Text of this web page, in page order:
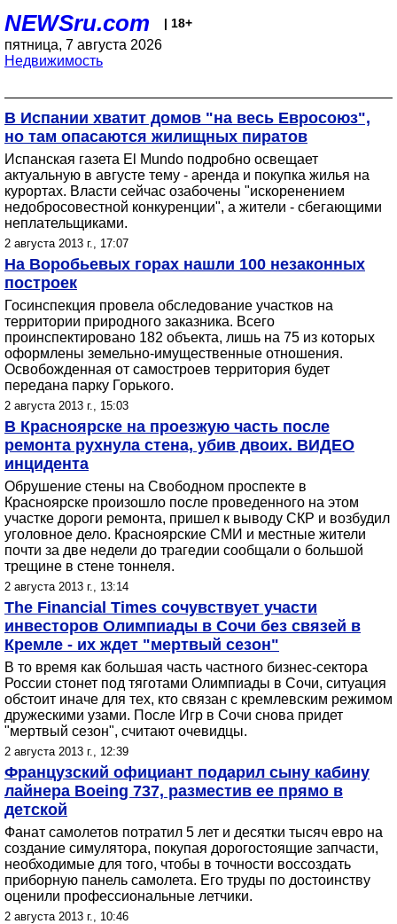
NEWSru.com | 18+
пятница, 7 августа 2026
Недвижимость
В Испании хватит домов "на весь Евросоюз",
но там опасаются жилищных пиратов
Испанская газета El Mundo подробно освещает
актуальную в августе тему - аренда и покупка жилья на
курортах. Власти сейчас озабочены "искоренением
недобросовестной конкуренции", а жители - сбегающими
неплательщиками.
2 августа 2013 г., 17:07
На Воробьевых горах нашли 100 незаконных
построек
Госинспекция провела обследование участков на
территории природного заказника. Всего
проинспектировано 182 объекта, лишь на 75 из которых
оформлены земельно-имущественные отношения.
Освобожденная от самостроев территория будет
передана парку Горького.
2 августа 2013 г., 15:03
В Красноярске на проезжую часть после
ремонта рухнула стена, убив двоих. ВИДЕО
инцидента
Обрушение стены на Свободном проспекте в
Красноярске произошло после проведенного на этом
участке дороги ремонта, пришел к выводу СКР и возбудил
уголовное дело. Красноярские СМИ и местные жители
почти за две недели до трагедии сообщали о большой
трещине в стене тоннеля.
2 августа 2013 г., 13:14
The Financial Times сочувствует участи
инвесторов Олимпиады в Сочи без связей в
Кремле - их ждет "мертвый сезон"
В то время как большая часть частного бизнес-сектора
России стонет под тяготами Олимпиады в Сочи, ситуация
обстоит иначе для тех, кто связан с кремлевским режимом
дружескими узами. После Игр в Сочи снова придет
"мертвый сезон", считают очевидцы.
2 августа 2013 г., 12:39
Французский официант подарил сыну кабину
лайнера Boeing 737, разместив ее прямо в
детской
Фанат самолетов потратил 5 лет и десятки тысяч евро на
создание симулятора, покупая дорогостоящие запчасти,
необходимые для того, чтобы в точности воссоздать
приборную панель самолета. Его труды по достоинству
оценили профессиональные летчики.
2 августа 2013 г., 10:46